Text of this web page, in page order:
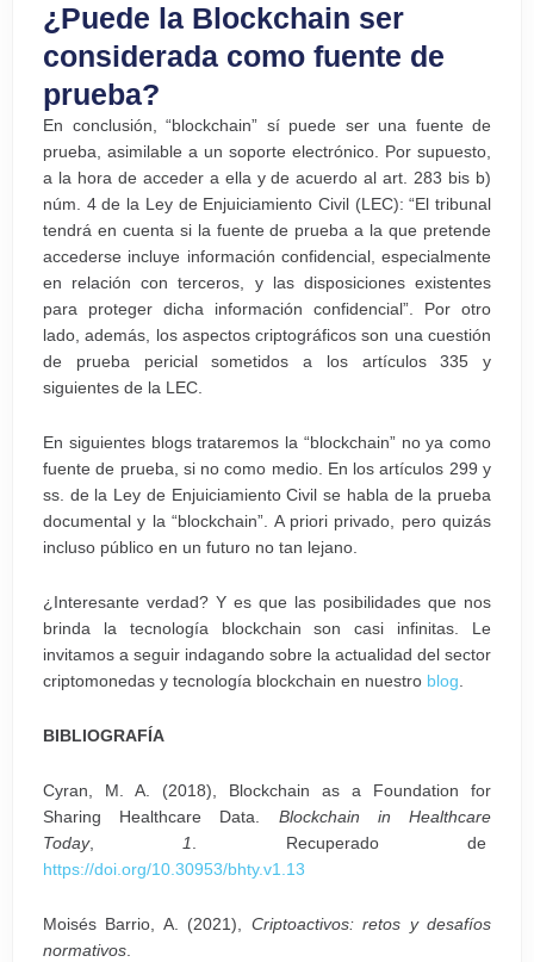
¿Puede la Blockchain ser
considerada como fuente de
prueba?
En conclusión, “blockchain” sí puede ser una fuente de
prueba, asimilable a un soporte electrónico. Por supuesto,
a la hora de acceder a ella y de acuerdo al art. 283 bis b)
núm. 4 de la Ley de Enjuiciamiento Civil (LEC): “El tribunal
tendrá en cuenta si la fuente de prueba a la que pretende
accederse incluye información confidencial, especialmente
en relación con terceros, y las disposiciones existentes
para proteger dicha información confidencial”. Por otro
lado, además, los aspectos criptográficos son una cuestión
de prueba pericial sometidos a los artículos 335 y
siguientes de la LEC.
En siguientes blogs trataremos la “blockchain” no ya como
fuente de prueba, si no como medio. En los artículos 299 y
ss. de la Ley de Enjuiciamiento Civil se habla de la prueba
documental y la “blockchain”. A priori privado, pero quizás
incluso público en un futuro no tan lejano.
¿Interesante verdad? Y es que las posibilidades que nos
brinda la tecnología blockchain son casi infinitas. Le
invitamos a seguir indagando sobre la actualidad del sector
criptomonedas y tecnología blockchain en nuestro blog
BIBLIOGRAFÍA
Cyran, M. A. (2018), Blockchain as a Foundation for
Sharing Healthcare Data. Blockchain in Healthcare
Today, 1
. Recuperado de
https://doi.org/10.30953/bhty.v1.13
Moisés Barrio, A. (2021), Criptoactivos: retos y desafíos
normativos